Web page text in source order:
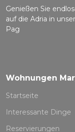
Genießen Sie
auf die Adria in
Pag
Wohnungen
Startseite
Interessante Dinge
Reservierungen